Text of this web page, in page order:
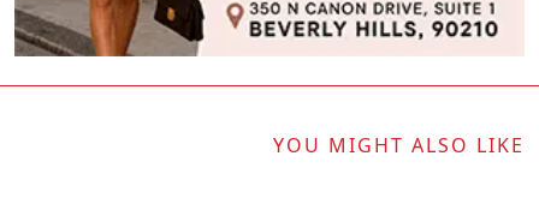
YOU MIGHT ALSO LIKE